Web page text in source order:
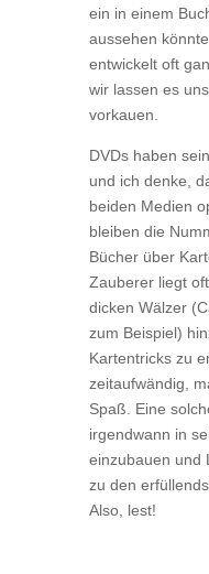
ein in einem
aussehen
entwickelt oft
wir lassen es
vorkauen.
DVDs haben
und ich denke,
beiden Medien
bleiben die
Bücher über
Zauberer liegt
dicken Wälzer
zum Beispiel)
Kartentricks zu
zeitaufwändig,
Spaß. Eine
irgendwann in
einzubauen und
zu den
Also, lest!